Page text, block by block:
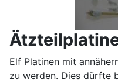
Elf Platinen mit
zu werden. Dies dürfte